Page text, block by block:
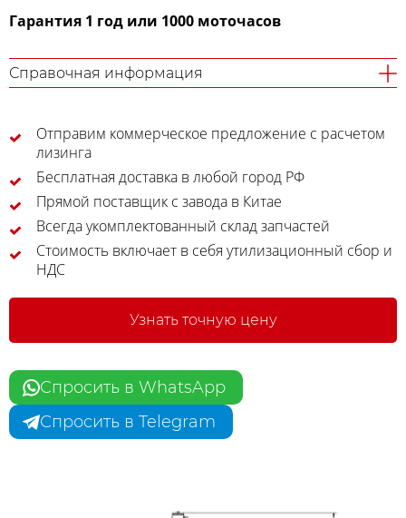
Гарантия 1 год или 1000 моточасов
Справочная информация
Отправим коммерческое предложение с расчетом
лизинга
Бесплатная доставка в любой город РФ
Прямой поставщик с завода в Китае
Всегда укомплектованный склад запчастей
Стоимость включает в себя утилизационный сбор и
НДС
Узнать точную цену
Спросить в WhatsApp
Спросить в Telegram